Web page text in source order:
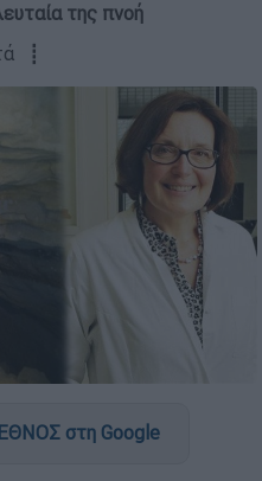
της πνοή
┋
στη Google